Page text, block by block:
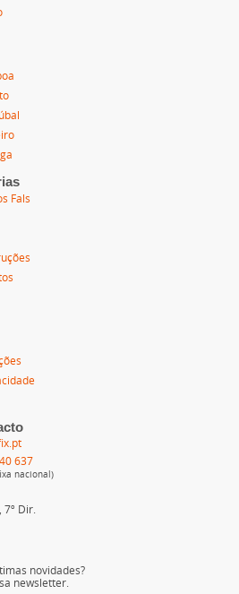
Fals
637
nacional)
7º Dir.
novidades?
newsletter.